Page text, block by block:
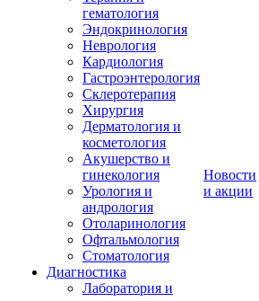
гематология
Эндокринология
Неврология
Кардиология
Гастроэнтерология
Склеротерапия
Хирургия
Дерматология и
косметология
Акушерство и
гинекология
Урология и
андрология
Отоларинология
Офтальмология
Стоматология
Диагностика
Лаборатория и
Новости
и акции